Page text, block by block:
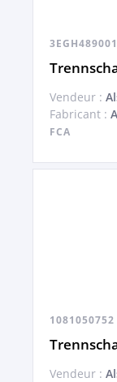
Vendeur :
Fabricant :
FCA
1081050752
Vendeur :